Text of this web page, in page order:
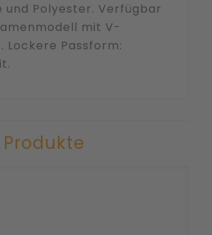
und Polyester. Verfügbar
mit V-
Lockere Passform: